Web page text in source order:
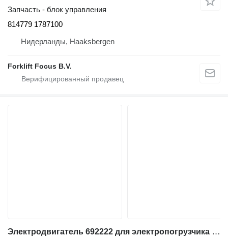
Запчасть - блок управления
814779 1787100
Нидерланды, Haaksbergen
Forklift Focus B.V.
Электродвигатель 692222 для электропогрузчика BT C3E160